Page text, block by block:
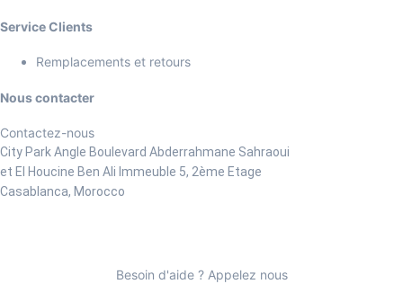
Service Clients
Remplacements et retours
Nous contacter
Contactez-nous
City Park Angle Boulevard Abderrahmane Sahraoui
et El Houcine Ben Ali Immeuble 5, 2ème Etage
Casablanca, Morocco
Besoin d'aide ? Appelez nous